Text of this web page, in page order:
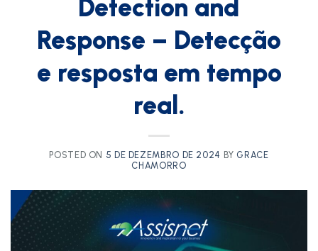
Detection and
Response – Detecção
e resposta em tempo
real.
POSTED ON 5 DE DEZEMBRO DE 2024 BY GRACE
CHAMORRO